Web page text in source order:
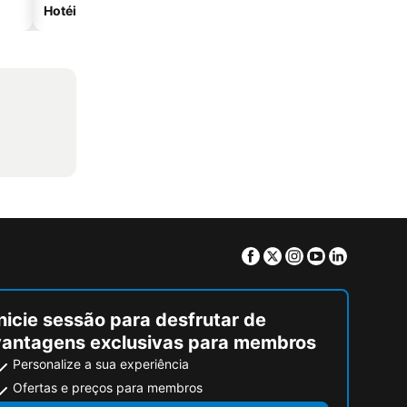
Hotéis na praia
Facebook
TwitterInstagram
Youtube
sessão para desfrutar de
exclusivas para membros
Personalize a sua experiência
Ofertas e preços para membros